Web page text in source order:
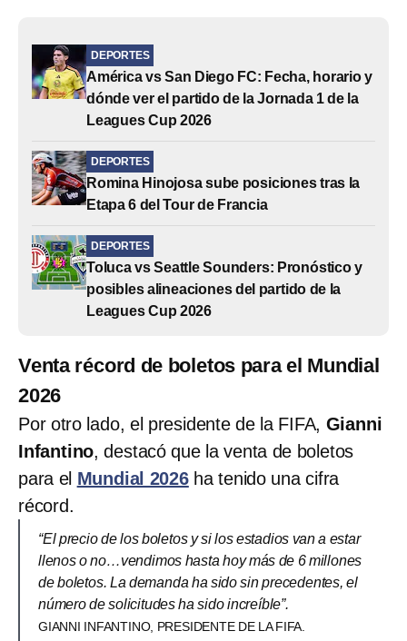
DEPORTES
América vs San Diego FC: Fecha, horario y
dónde ver el partido de la Jornada 1 de la
Leagues Cup 2026
DEPORTES
Romina Hinojosa sube posiciones tras la
Etapa 6 del Tour de Francia
DEPORTES
Toluca vs Seattle Sounders: Pronóstico y
posibles alineaciones del partido de la
Leagues Cup 2026
Venta récord de boletos para el Mundial
2026
Por otro lado, el presidente de la FIFA, Gianni
Infantino, destacó que la venta de boletos
para el Mundial 2026ha tenido una cifra
récord.
“El precio de los boletos y si los estadios van a estar
llenos o no…vendimos hasta hoy más de 6 millones
de boletos. La demanda ha sido sin precedentes, el
número de solicitudes ha sido increíble”.
GIANNI INFANTINO, PRESIDENTE DE LA FIFA.